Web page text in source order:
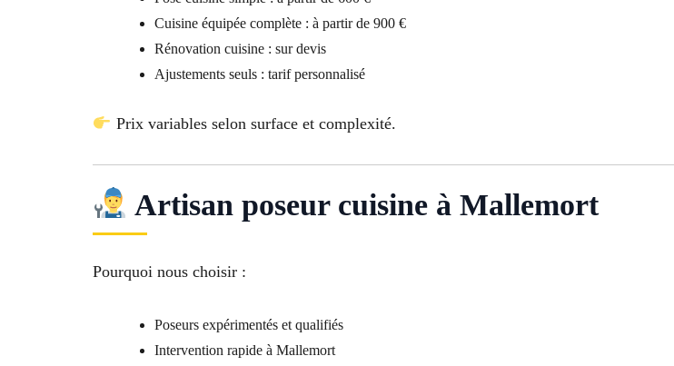
Cuisine équipée complète : à partir de 900 €
Rénovation cuisine : sur devis
Ajustements seuls : tarif personnalisé
Prix variables selon surface et complexité.
Artisan poseur cuisine à Mallemort
Pourquoi nous choisir :
Poseurs expérimentés et qualifiés
Intervention rapide à Mallemort